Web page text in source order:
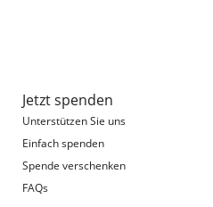
Jetzt spenden
Unterstützen Sie uns
Einfach spenden
Spende verschenken
FAQs